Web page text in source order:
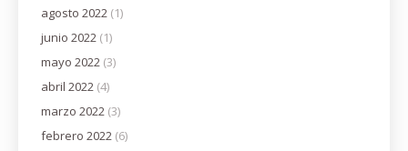
agosto 2022 (1)
junio 2022 (1)
mayo 2022 (3)
abril 2022 (4)
marzo 2022 (3)
febrero 2022 (6)